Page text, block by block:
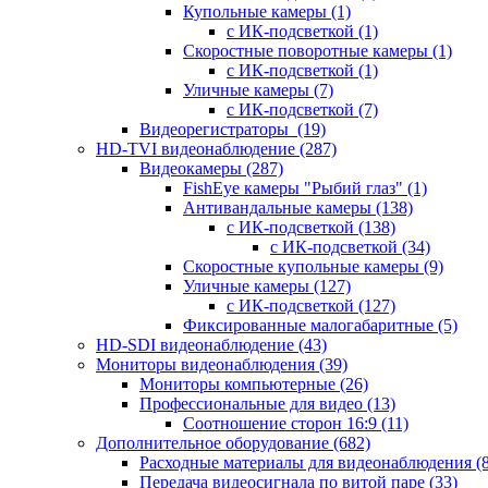
Купольные камеры (1)
с ИК-подсветкой (1)
Скоростные поворотные камеры (1)
с ИК-подсветкой (1)
Уличные камеры (7)
с ИК-подсветкой (7)
Видеорегистраторы (19)
HD-TVI видеонаблюдение (287)
Видеокамеры (287)
FishEye камеры "Рыбий глаз" (1)
Антивандальные камеры (138)
с ИК-подсветкой (138)
с ИК-подсветкой (34)
Скоростные купольные камеры (9)
Уличные камеры (127)
с ИК-подсветкой (127)
Фиксированные малогабаритные (5)
HD-SDI видеонаблюдение (43)
Мониторы видеонаблюдения (39)
Мониторы компьютерные (26)
Профессиональные для видео (13)
Соотношение сторон 16:9 (11)
Дополнительное оборудование (682)
Расходные материалы для видеонаблюдения
Передача видеосигнала по витой паре (33)